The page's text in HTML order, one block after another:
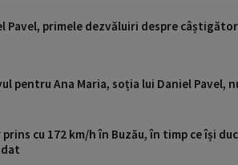
Pavel, primele dezvăluiri despre
pentru Ana Maria, soția lui Daniel Pavel,
prins cu 172 km/h în Buzău, în timp ce își